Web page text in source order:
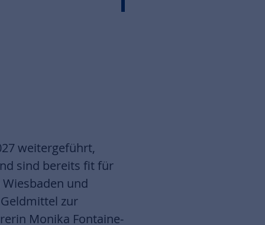
weitergeführt,
sind bereits fit für
und
zur
Monika Fontaine-